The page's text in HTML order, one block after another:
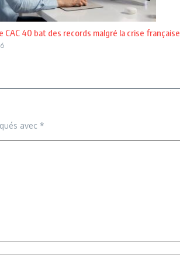
CAC 40 bat des records malgré la crise française
avec *